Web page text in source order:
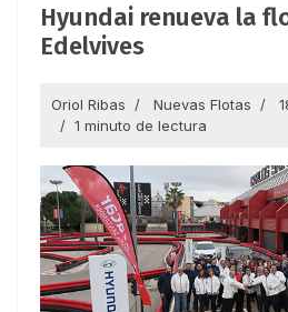
Hyundai renueva la
Edelvives
Oriol Ribas Nuevas Flotas
1 minuto de lectura